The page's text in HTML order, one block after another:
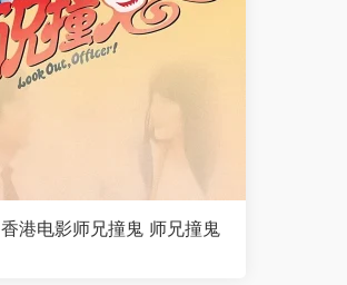
香港电影师兄撞鬼 师兄撞鬼